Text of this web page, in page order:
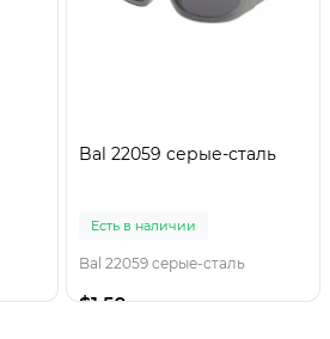
Bal 22059 серые-сталь
Есть в наличии
Bal 22059 серые-сталь
$1.50